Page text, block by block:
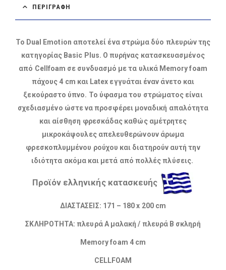
ΠΕΡΙΓΡΑΦΉ
Το Dual Emotion αποτελεί ένα στρώμα δύο πλευρών της
κατηγορίας Basic Plus. Ο πυρήνας κατασκευασμένος
από Cellfoam σε συνδυασμό με τα υλικά Memory foam
πάχους 4 cm και Latex εγγυάται έναν άνετο και
ξεκούραστο ύπνο. Το ύφασμα του στρώματος είναι
σχεδιασμένο ώστε να προσφέρει μοναδική απαλότητα
και αίσθηση φρεσκάδας καθώς αμέτρητες
μικροκάψουλες απελευθερώνουν άρωμα
φρεσκοπλυμμένου ρούχου και διατηρούν αυτή την
ιδιότητα ακόμα και μετά από πολλές πλύσεις.
Προϊόν ελληνικής κατασκευής
ΔΙΑΣΤΑΣΕΙΣ: 171 – 180 x 200 cm
ΣΚΛΗΡΟΤΗΤΑ: πλευρά Α μαλακή / πλευρά Β σκληρή
Memory foam 4 cm
CELLFOAM